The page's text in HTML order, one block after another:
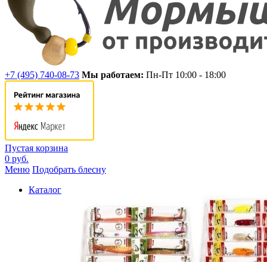
+7 (495) 740-08-73 Мы работаем: Пн-Пт 10:00 - 18:00
Пустая корзина
0 руб.
Меню Подобрать блесну
Каталог